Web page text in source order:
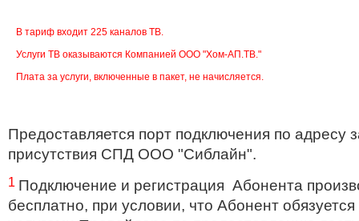
В тариф входит 225 каналов ТВ.
Услуги ТВ оказываются Компанией ООО "Хом-АП.ТВ."
Плата за услуги, включенные в пакет, не начисляется.
Предоставляется порт подключения по адресу
присутствия СПД ООО "Сиблайн".
1 Подключение и регистрация Абонента
бесплатно, при условии, что Абонент обязуется